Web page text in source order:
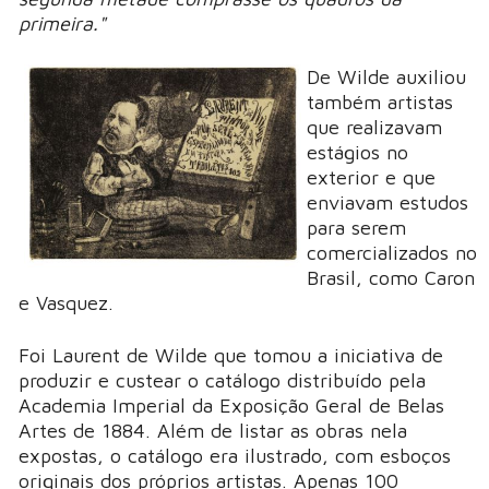
primeira."
De Wilde auxiliou
também artistas
que realizavam
estágios no
exterior e que
enviavam estudos
para serem
comercializados no
Brasil, como Caron
e Vasquez.
Foi Laurent de Wilde que tomou a iniciativa de
produzir e custear o catálogo distribuído pela
Academia Imperial da Exposição Geral de Belas
Artes de 1884. Além de listar as obras nela
expostas, o catálogo era ilustrado, com esboços
originais dos próprios artistas. Apenas 100